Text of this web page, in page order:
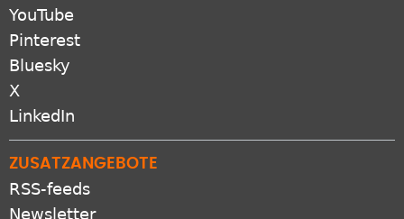
YouTube
Pinterest
Bluesky
X
LinkedIn
ZUSATZANGEBOTE
RSS-feeds
Newsletter